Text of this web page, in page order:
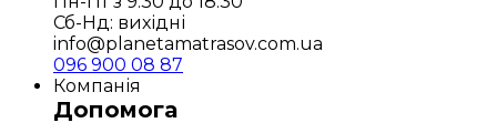
Сб-Нд: вихідні
info@planetamatrasov.com.ua
096 900 08 87
Компанія
Допомога